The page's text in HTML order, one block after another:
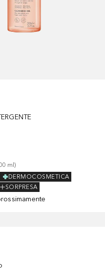
ml)
DERMOCOSMETICA
SORPRESA